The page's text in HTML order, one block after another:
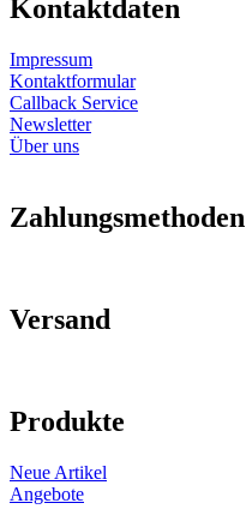
Kontaktdaten
Impressum
Kontaktformular
Callback Service
Newsletter
Über uns
Zahlungsmethoden
Versand
Produkte
Neue Artikel
Angebote